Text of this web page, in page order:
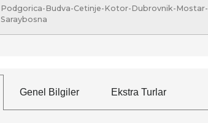
Podgorica-Budva-Cetinje-Kotor-Dubrovnik-Mostar-
Saraybosna
Genel Bilgiler Ekstra Turlar